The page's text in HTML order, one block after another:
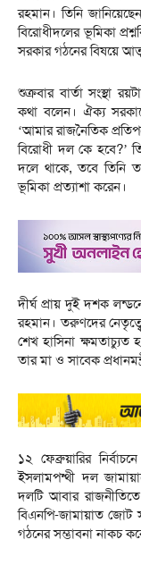
রহমান। তিনি
বিরোধীদলের ভূমিকা
সরকার গঠনের বিষয়ে
শুক্রবার বার্তা সংস্থা
কথা বলেন। ঐক্য
‘আমার রাজনৈতিক
বিরোধী দল কে হবে?’
দলে থাকে, তবে তিনি
ভূমিকা প্রত্যাশা করেন।
দীর্ঘ প্রায় দুই দশক
রহমান। তরুণদের নেতৃত্বে
শেখ হাসিনা ক্ষমতাচ্যুত
তার মা ও সাবেক
১২ ফেব্রুয়ারির
ইসলামপন্থী দল
দলটি আবার
বিএনপি-জামায়াত জোট
গঠনের সম্ভাবনা নাকচ